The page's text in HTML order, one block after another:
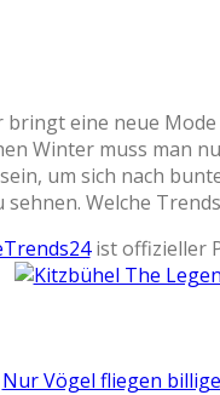
bringt eine neue
Winter muss man
um sich nach
sehnen. Welche
ist offizieller
Nur Vögel fliegen